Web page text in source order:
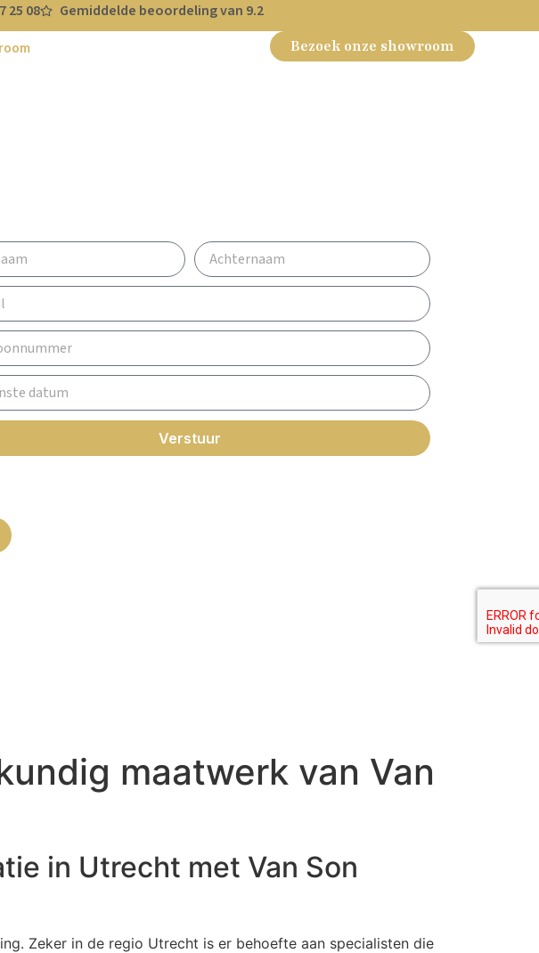
25 08 Gemiddelde beoordeling van 9.2
Bezoek onze showroom
Verstuur
maatwerk van Van
in Utrecht met Van Son
Zeker in de regio Utrecht is er behoefte aan specialisten die